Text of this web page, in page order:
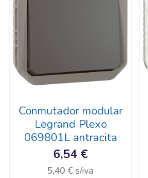
Conmutador modular
Legrand Plexo
069801L antracita
6,54 €
5,40 € s/iva